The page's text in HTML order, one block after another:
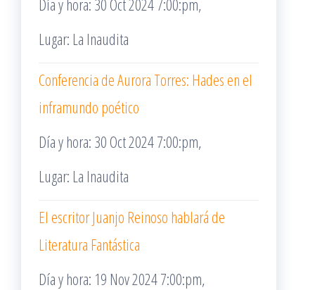
Día y hora: 30 Oct 2024 7:00:pm,
Lugar: La Inaudita
Conferencia de Aurora Torres: Hades en el
inframundo poético
Día y hora: 30 Oct 2024 7:00:pm,
Lugar: La Inaudita
El escritor Juanjo Reinoso hablará de
Literatura Fantástica
Día y hora: 19 Nov 2024 7:00:pm,